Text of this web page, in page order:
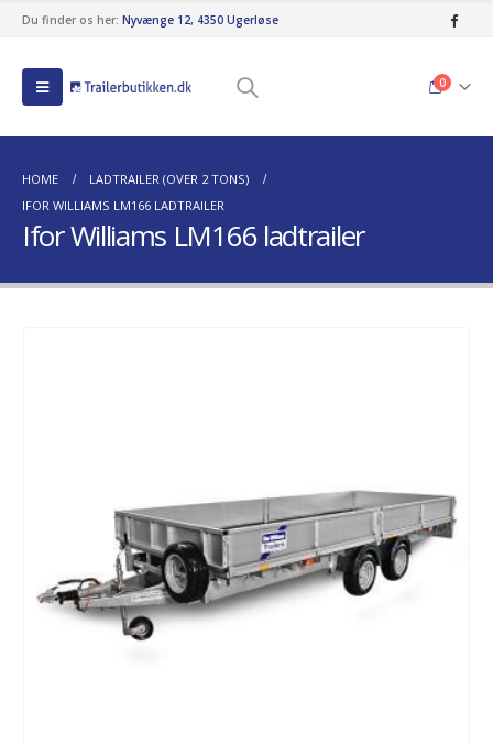
Du finder os her: Nyvænge 12, 4350 Ugerløse
0
HOME
LADTRAILER (OVER 2 TONS)
IFOR WILLIAMS LM166 LADTRAILER
Ifor Williams LM166 ladtrailer